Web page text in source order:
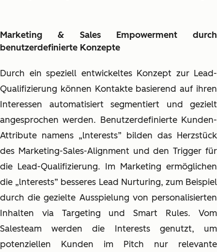
Marketing & Sales Empowerment durch
benutzerdefinierte Konzepte
Durch ein speziell entwickeltes Konzept zur Lead-
Qualifizierung können Kontakte basierend auf ihren
Interessen automatisiert segmentiert und gezielt
angesprochen werden. Benutzerdefinierte Kunden-
Attribute namens „lnterests” bilden das Herzstück
des Marketing-Sales-Alignment und den Trigger für
die Lead-Qualifizierung. Im Marketing ermöglichen
die „lnterests” besseres Lead Nurturing, zum Beispiel
durch die gezielte Ausspielung von personalisierten
Inhalten via Targeting und Smart Rules. Vom
Salesteam werden die Interests genutzt, um
potenziellen Kunden im Pitch nur relevante